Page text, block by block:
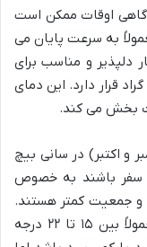
گاهی اوقات ممکن است
به سرعت پایان می
دلپذیر و مناسب برای
تا ۲۵ درجه سانتی گراد قرار دارد. این دمای
بخش می کند.
و اکتبر) در سانی بیچ
سفر باشند به خصوص
و جمعیت کمتر هستند.
در این ماه ها دمای هوا ملایم تر است معمولاً بین ۱۵ تا ۲۲ درجه